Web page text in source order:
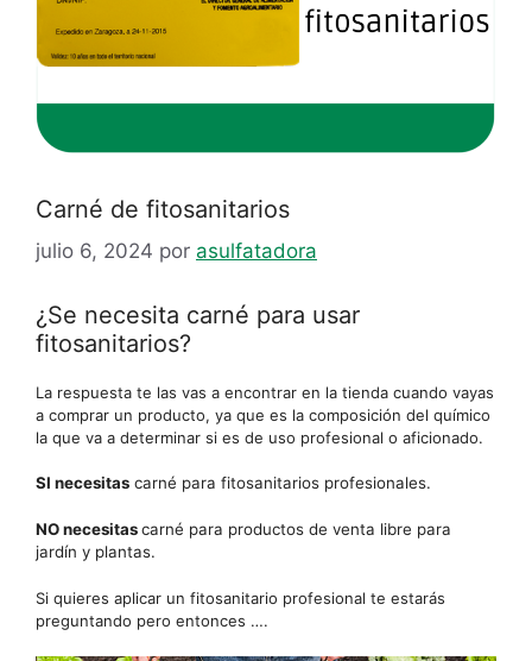
Carné de fitosanitarios
julio 6, 2024 por asulfatadora
¿Se necesita carné para usar
fitosanitarios?
La respuesta te las vas a encontrar en la tienda cuando vayas
a comprar un producto, ya que es la composición del químico
la que va a determinar si es de uso profesional o aficionado.
SI necesitas carné para fitosanitarios profesionales.
NO necesitascarné para productos de venta libre para
jardín y plantas.
Si quieres aplicar un fitosanitario profesional te estarás
preguntando pero entonces ….